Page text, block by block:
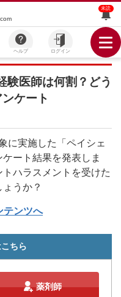
未読
ヘルプ ログイン
験医師は何割？どう
ケート
に実施した「ペイシェ
ート結果を発表しま
ハラスメントを受けた
うか？
テンツへ
ちら
薬剤師